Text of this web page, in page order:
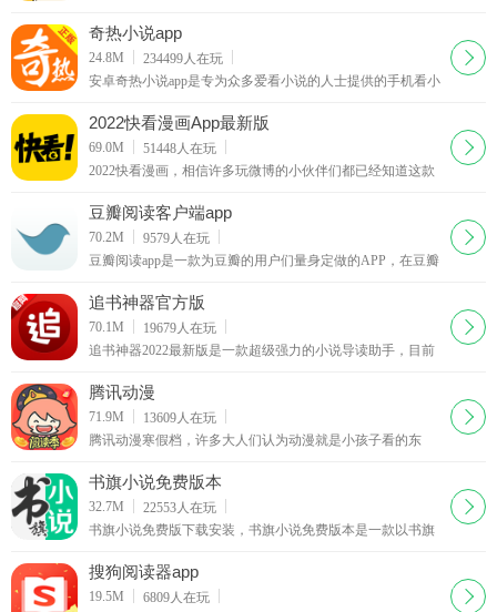
源。平台拥有海量精彩漫画，官方正版漫画
奇热小说app
24.8M 234499人在玩
安卓奇热小说app是专为众多爱看小说的人士提供的手机看小
喜欢小说的小伙伴不要错过，赶快下载奇热小说网手机版客
户端体验吧
下载
2022快看漫画App最新版
69.0M 51448人在玩
2022快看漫画，相信许多玩微博的小伙伴们都已经知道这款
样，只有试过才知道！
下载
豆瓣阅读客户端app
70.2M 9579人在玩
豆瓣阅读app是一款为豆瓣的用户们量身定做的APP，在豆瓣
品，而且目前书籍依然在持续增长中。
下载
追书神器官方版
70.1M 19679人在玩
追书神器2022最新版是一款超级强力的小说导读助手，目前
找自己喜欢的书籍。
下载
腾讯动漫
71.9M 13609人在玩
腾讯动漫寒假档，许多大人们认为动漫就是小孩子看的东
部分，如果你喜欢看动漫，可以来腾讯动漫吧，这里有最新
动漫更新视频
下载
书旗小说免费版本
32.7M 22553人在玩
书旗小说免费版下载安装，书旗小说免费版本是一款以书旗
阅读、书包下载、自动书签、智能搜索、阅读设置等多项人
性化功能。
下载
搜狗阅读器app
19.5M 6809人在玩
下载